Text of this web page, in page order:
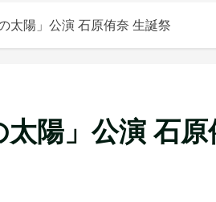
太陽」公演 石原侑奈 生誕祭
陽」公演 石